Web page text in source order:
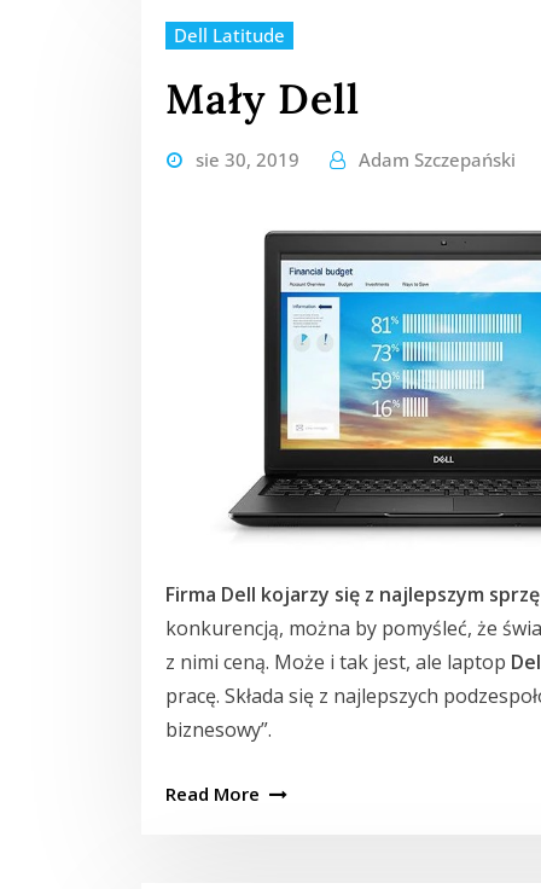
Dell Latitude
Mały Dell
sie 30, 2019 Adam Szczepański
Firma Dell kojarzy się z najlepszym
konkurencją, można by pomyśleć, że
z nimi ceną. Może i tak jest, ale laptop
pracę. Składa się z najlepszych
biznesowy”.
Read More